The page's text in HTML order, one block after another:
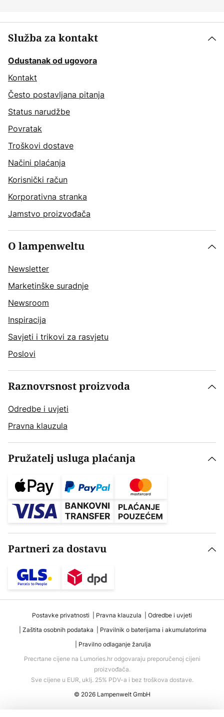
Služba za kontakt
Odustanak od ugovora
Kontakt
Često postavljana pitanja
Status narudžbe
Povratak
Troškovi dostave
Načini plaćanja
Korisnički račun
Korporativna stranka
Jamstvo proizvođača
O lampenweltu
Newsletter
Marketinške suradnje
Newsroom
Inspiracija
Savjeti i trikovi za rasvjetu
Poslovi
Raznovrsnost proizvoda
Odredbe i uvjeti
Pravna klauzula
Pružatelj usluga plaćanja
Partneri za dostavu
Postavke privatnosti Pravna klauzula
Odredbe i uvjeti
Zaštita osobnih podataka
Pravilnik o baterijama i akumulatorima
Pravilno odlaganje žarulja
Precrtane cijene na Lumories.hr odgovaraju preporučenoj cijeni
proizvođača.
Sve cijene u EUR, uklj. 25% PDV-a i bez troškova dostave.
© 2026 Lampenwelt GmbH